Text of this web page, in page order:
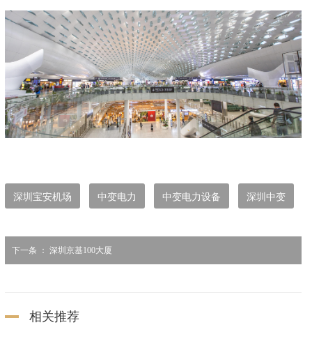
深圳宝安机场 中变电力 中变电力设备 深圳中变
下一条 ： 深圳京基100大厦
相关推荐